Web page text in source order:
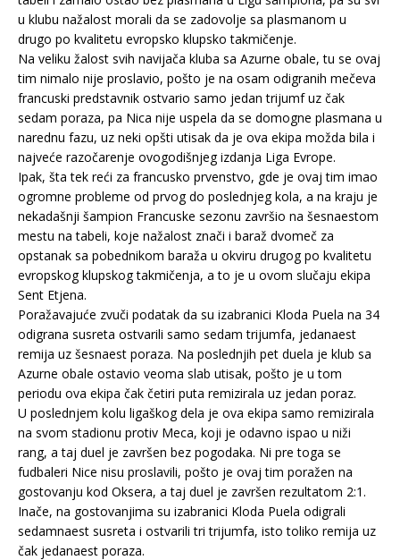
u klubu nažalost morali da se zadovolje sa plasmanom u
drugo po kvalitetu evropsko klupsko takmičenje.
Na veliku žalost svih navijača kluba sa Azurne obale, tu se ovaj
tim nimalo nije proslavio, pošto je na osam odigranih mečeva
francuski predstavnik ostvario samo jedan trijumf uz čak
sedam poraza, pa Nica nije uspela da se domogne plasmana u
narednu fazu, uz neki opšti utisak da je ova ekipa možda bila i
najveće razočarenje ovogodišnjeg izdanja Liga Evrope.
Ipak, šta tek reći za francusko prvenstvo, gde je ovaj tim imao
ogromne probleme od prvog do poslednjeg kola, a na kraju je
nekadašnji šampion Francuske sezonu završio na šesnaestom
mestu na tabeli, koje nažalost znači i baraž dvomeč za
opstanak sa pobednikom baraža u okviru drugog po kvalitetu
evropskog klupskog takmičenja, a to je u ovom slučaju ekipa
Sent Etjena.
Poražavajuće zvuči podatak da su izabranici Kloda Puela na 34
odigrana susreta ostvarili samo sedam trijumfa, jedanaest
remija uz šesnaest poraza. Na poslednjih pet duela je klub sa
Azurne obale ostavio veoma slab utisak, pošto je u tom
periodu ova ekipa čak četiri puta remizirala uz jedan poraz.
U poslednjem kolu ligaškog dela je ova ekipa samo remizirala
na svom stadionu protiv Meca, koji je odavno ispao u niži
rang, a taj duel je završen bez pogodaka. Ni pre toga se
fudbaleri Nice nisu proslavili, pošto je ovaj tim poražen na
gostovanju kod Oksera, a taj duel je završen rezultatom 2:1.
Inače, na gostovanjima su izabranici Kloda Puela odigrali
sedamnaest susreta i ostvarili tri trijumfa, isto toliko remija uz
čak jedanaest poraza.